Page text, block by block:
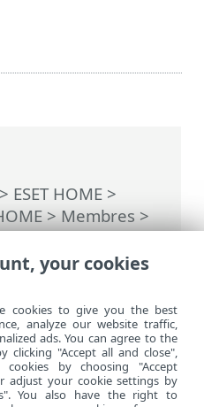
ESET HOME >
>Membres>
au
de l'identité>
de l'identité
your cookies
cookies to give you the best
analyze our website traffic,
ads. You can agree to the
clicking "Accept all and close",
cookies by choosing "Accept
adjust your cookie settings by
You also have the right to